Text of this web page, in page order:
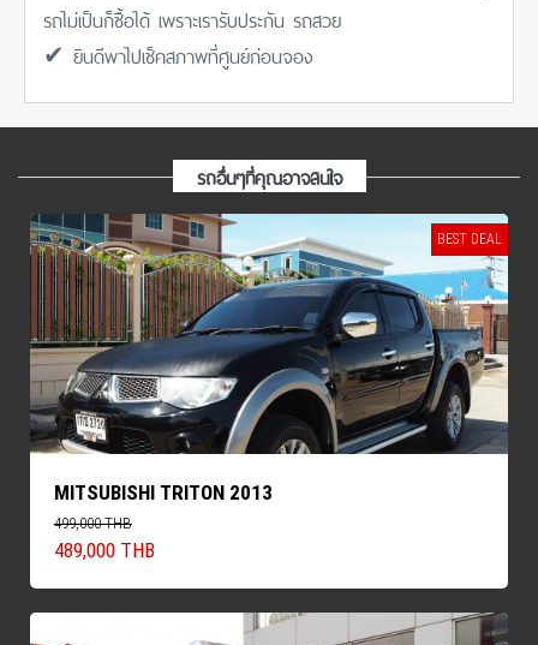
รถไม่เป็นก็ซื้อได้ เพราะเรารับประกัน รถสวย
✔ ยินดีพาไปเช็คสภาพที่ศูนย์ก่อนจอง
รถอื่นๆที่คุณอาจสนใจ
BEST DEAL
MITSUBISHI TRITON 2013
499,000 THB
489,000 THB